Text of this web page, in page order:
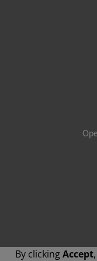
By clickingAccept